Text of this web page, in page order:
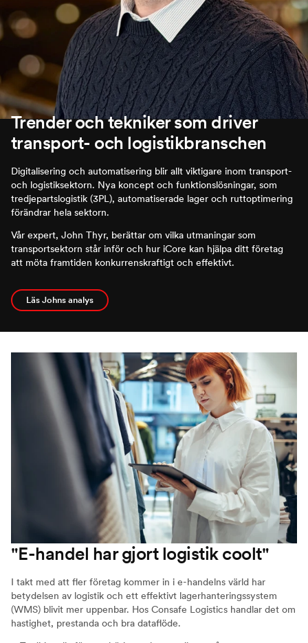
Trender och tekniker som driver
transport- och logistikbranschen
Digitalisering och automatisering blir allt viktigare inom transport-
och logistiksektorn. Nya koncept och funktionslösningar, som
tredjepartslogistik (3PL), automatiserade lager och ruttoptimering
förändrar hela sektorn.
Vår expert, John Thyr, berättar om vilka utmaningar som
transportsektorn står inför och hur iCore kan hjälpa ditt företag
att möta framtiden konkurrenskraftigt och effektivt.
Läs Johns analys
"E-handel har gjort logistik coolt"
I takt med att fler företag kommer in i e-handelns värld har
betydelsen av logistik och ett effektivt lagerhanteringssystem
(WMS) blivit mer uppenbar. Hos Consafe Logistics handlar det om
hastighet, prestanda och bra dataflöde.